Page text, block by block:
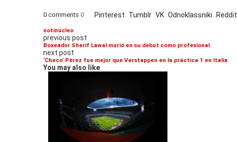
0 comments 0 Pinterest Tumblr VK Odnoklassniki Reddit
notinucleo
previous post
Boxeador Sherif Lawal murió en su debut como profesional
next post
‘Checo’ Pérez fue mejor que Verstappen en la práctica 1 en Italia
You may also like